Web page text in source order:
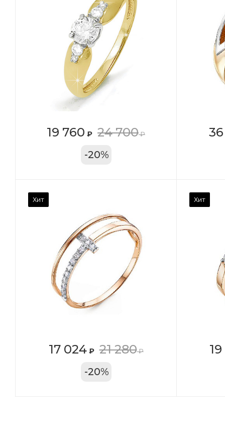
19 760 ₽ 24 700₽
-20%
Вес драгметалла
2.39
Марка (бренд)
Дельта
Цвет золота
КРАС
ТРЦ «Московский
Проспект»
1.4
Хит
17 024₽ 21 280₽
-20%
Хит
Вес драгметалла
1.27
Марка (бренд)
Дельта
Цвет золота
ТРЦ «Московский
Проспект»